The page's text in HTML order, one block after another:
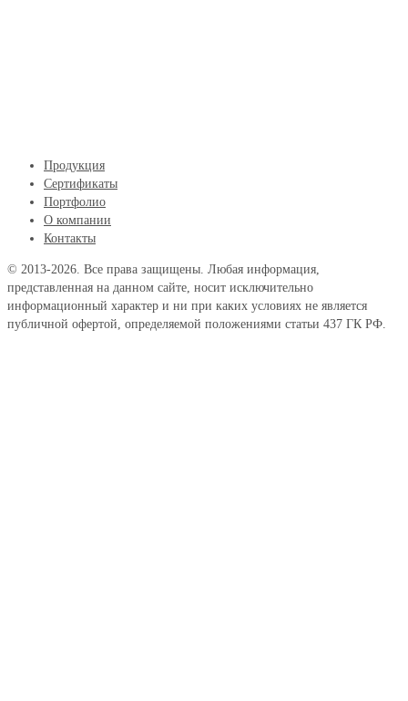
Продукция
Сертификаты
Портфолио
О компании
Контакты
© 2013-2026. Все права защищены. Любая информация,
представленная на данном сайте, носит исключительно
информационный характер и ни при каких условиях не является
публичной офертой, определяемой положениями статьи 437 ГК РФ.